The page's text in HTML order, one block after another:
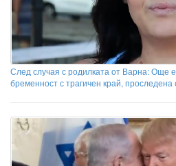
След случая с родилката от Варна: Още
бременност с трагичен край,